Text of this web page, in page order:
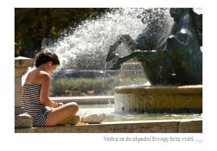
Vedra se do západní Evropy brzy vrátí. ,...